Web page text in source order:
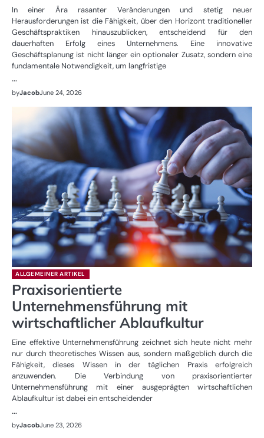
In einer Ära rasanter Veränderungen und stetig neuer
Herausforderungen ist die Fähigkeit, über den Horizont traditioneller
Geschäftspraktiken hinauszublicken, entscheidend für den
dauerhaften Erfolg eines Unternehmens. Eine innovative
Geschäftsplanung ist nicht länger ein optionaler Zusatz, sondern eine
fundamentale Notwendigkeit, um langfristige
…
byJacobJune 24, 2026
ALLGEMEINER ARTIKEL
Praxisorientierte
Unternehmensführung mit
wirtschaftlicher Ablaufkultur
Eine effektive Unternehmensführung zeichnet sich heute nicht mehr
nur durch theoretisches Wissen aus, sondern maßgeblich durch die
Fähigkeit, dieses Wissen in der täglichen Praxis erfolgreich
anzuwenden. Die Verbindung von praxisorientierter
Unternehmensführung mit einer ausgeprägten wirtschaftlichen
Ablaufkultur ist dabei ein entscheidender
…
byJacobJune 23, 2026